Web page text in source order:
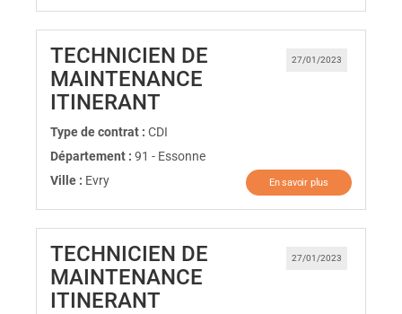
27/01/2023
TECHNICIEN DE
MAINTENANCE
ITINERANT
Type de contrat : CDI
Département : 91 - Essonne
Ville : Evry En savoir plus
27/01/2023
TECHNICIEN DE
MAINTENANCE
ITINERANT